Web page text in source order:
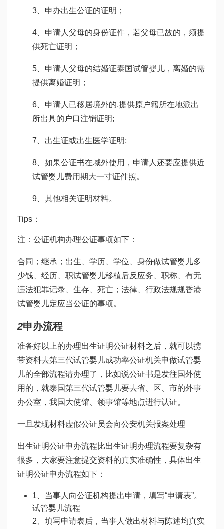
3、申办出生公证的证明；
4、申请人父母的身份证件，若父母已故的，须提
供死亡证明；
5、申请人父母的结婚证泰国试管婴儿 ，离婚的需
提供离婚证明；
6、申请人已移居境外的,提供原户籍所在地派出
所出具的户口注销证明;
7、出生证或出生医学证明;
8、如果公证书在域外使用，申请人还要应提供近
试管婴儿费用期大一寸证件照。
9、其他相关证明材料。
Tips：
注：公证机构办理公证事项如下：
合同；继承；出生、学历、学位、身份做试管婴儿多
少钱、经历、职试管婴儿移植后反应务、职称、有无
违法犯罪记录、生存、死亡；法律、行政法规规香港
试管婴儿定应当公证的事项。
2申办流程
准备好以上的办理出生证明公证材料之后，就可以携
带资料去第三代试管婴儿成功率公证机关申做试管婴
儿的全部流程请办理了，比如说公证书是发往国外使
用的，就泰国第三代试管婴儿要去省、区、市的外事
办公室，我国大使馆、领事馆等地点进行认证。
一旦发现材料虚假公证员会向公安机关报案处理
出生证明公证申办流程比出生证明办理流程要复杂有
很多，大家要注意提交资料的真实准确性，具体出生
证明公证申办流程如下：
1、当事人向公证机构提出申请，填写“申请表”。
试管婴儿流程
2、填写申请表后，当事人做出材料与陈述均真实